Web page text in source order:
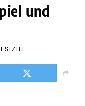
und